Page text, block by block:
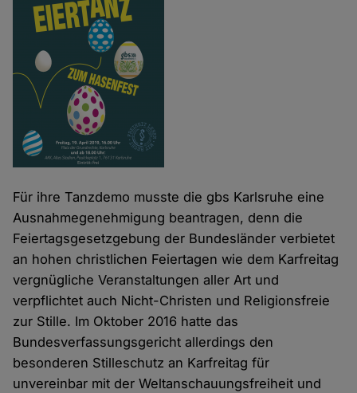
Für ihre Tanzdemo musste die gbs Karlsruhe eine
Ausnahmegenehmigung beantragen, denn die
Feiertagsgesetzgebung der Bundesländer verbietet
an hohen christlichen Feiertagen wie dem Karfreitag
vergnügliche Veranstaltungen aller Art und
verpflichtet auch Nicht-Christen und Religionsfreie
zur Stille. Im Oktober 2016 hatte das
Bundesverfassungsgericht allerdings den
besonderen Stilleschutz an Karfreitag für
unvereinbar mit der Weltanschauungsfreiheit und